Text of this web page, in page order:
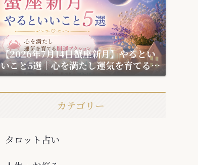
【2026年7月14日蟹座新月】やるとい
いこと5選｜心を満たし運気を育てる開
運アクション
カテゴリー
タロット占い